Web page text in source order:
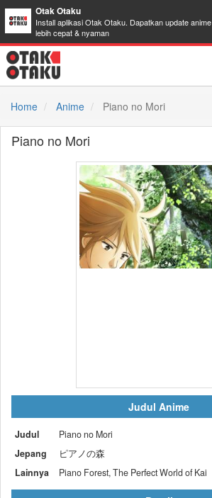
Otak Otaku
Install aplikasi Otak Otaku. Dapatkan update anime
lebih cepat & nyaman
Home
Anime Piano no Mori
Piano no Mori
Judul Anime
Judul
Piano no Mori
Jepang
ピアノの森
Lainnya
Piano Forest, The Perfect World of Kai